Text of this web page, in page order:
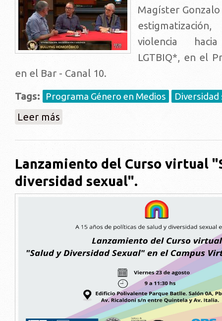
Magíster
violencia
LGTBIQ*, en el
en el Bar - Canal 10.
Tags:
Programa Género en Medios Diversidad
Leer más
Lanzamiento del Curso virtual
diversidad sexual".
whatsapp_image_2024-08-